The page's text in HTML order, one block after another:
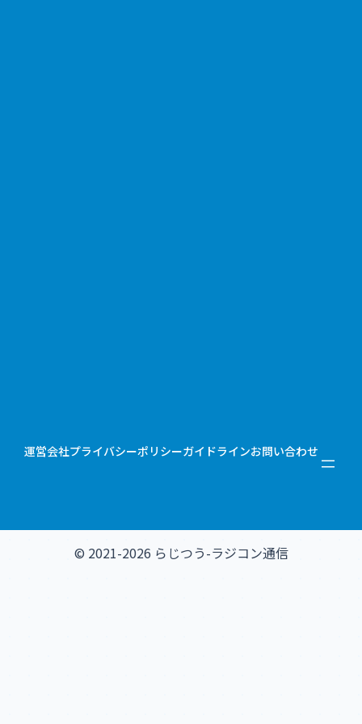
運営会社プライバシーポリシーガイドラインお問い合わせ
© 2021-2026 らじつう-ラジコン通信